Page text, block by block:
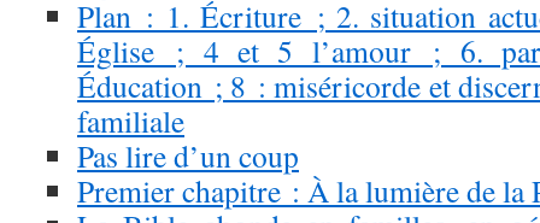
Plan : 1. Écriture ; 2. situation
Église ; 4 et 5 l’amour ; 6.
Éducation ; 8 : miséricorde et
familiale
Pas lire d’un coup
Premier chapitre : À la lumière de la